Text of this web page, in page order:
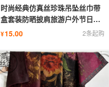
时尚经典仿真丝珍珠吊坠丝巾带
盒套装防晒披肩旅游户外节日礼
物
¥15.00 2条起购